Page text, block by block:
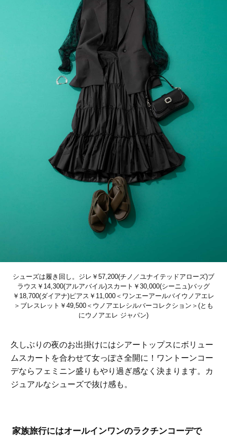
シューズは履き回し。ジレ￥57,200(チノ／ユナイテッドアローズ)ブ
ラウス￥14,300(アルアバイル)スカート￥30,000(シーニュ)バッグ
￥18,700(ダイアナ)ピアス￥11,000＜ワンエーアールバイウノアエレ
＞ブレスレット￥49,500＜ウノアエレシルバーコレクション＞(とも
にウノアエレ ジャパン)
久しぶりの夜のお出掛けにはシアートップスにボリュー
ムスカートを合わせて女っぽさ全開に！ワントーンコー
デならフェミニン盛りもやり過ぎ感なく決まります。カ
ジュアルなシューズで抜け感も。
家族旅行にはオールインワンのラクチンコーデで